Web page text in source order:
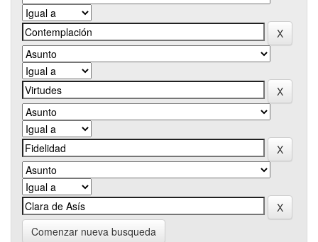
Comenzar nueva busqueda